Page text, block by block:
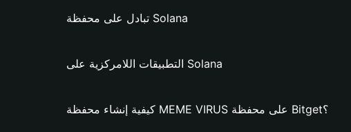
تبادل على محفظة Solana
التطبيقات اللامركزية على Solana
كيفية إنشاء محفظة MEME VIRUS على محفظة Bitget؟